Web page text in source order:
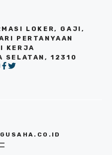
LOKER, GAJI,
PERTANYAAN
KERJA
SELATAN, 12310